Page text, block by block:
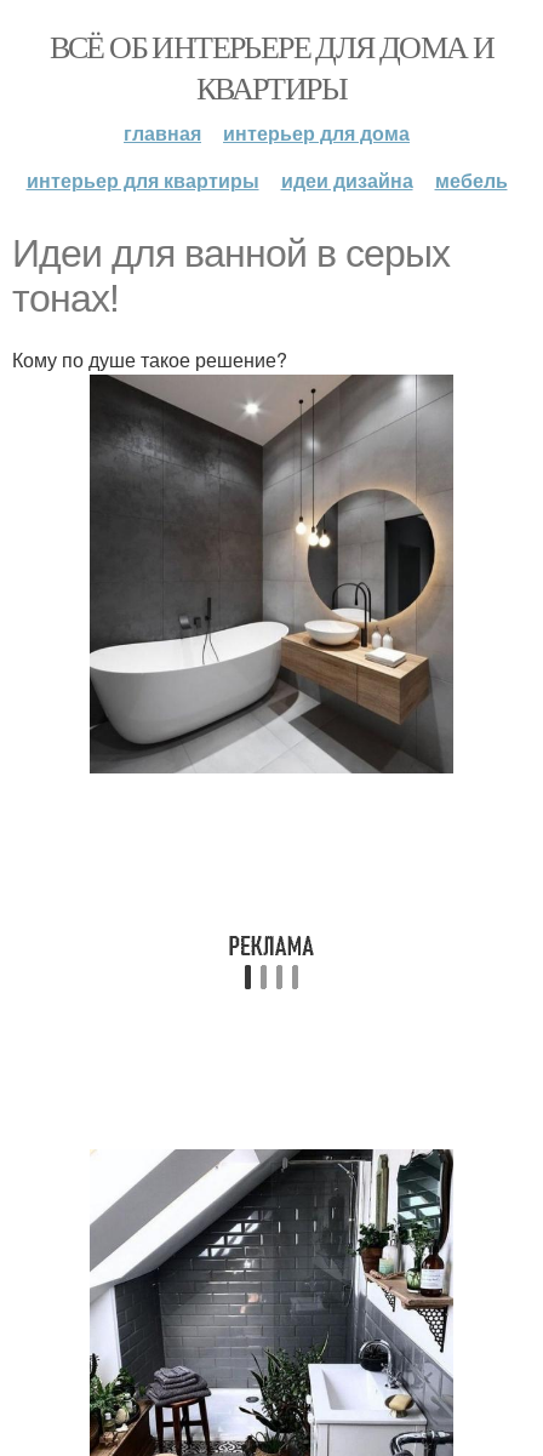
ВСЁ ОБ ИНТЕРЬЕРЕ ДЛЯ ДОМА И
КВАРТИРЫ
главная
интерьер для дома
интерьер для квартиры
идеи дизайна мебель
Идеи для ванной в серых
тонах!
Кому по душе такое решение?